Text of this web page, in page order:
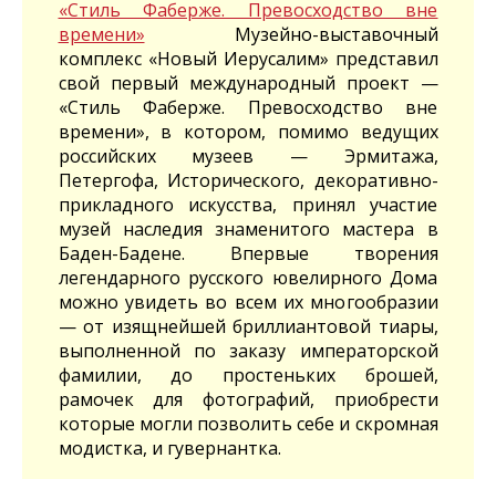
«Стиль Фаберже. Превосходство вне
времени» Музейно-выставочный
комплекс «Новый Иерусалим» представил
свой первый международный проект —
«Стиль Фаберже. Превосходство вне
времени», в котором, помимо ведущих
российских музеев — Эрмитажа,
Петергофа, Исторического, декоративно-
прикладного искусства, принял участие
музей наследия знаменитого мастера в
Баден-Бадене. Впервые творения
легендарного русского ювелирного Дома
можно увидеть во всем их многообразии
— от изящнейшей бриллиантовой тиары,
выполненной по заказу императорской
фамилии, до простеньких брошей,
рамочек для фотографий, приобрести
которые могли позволить себе и скромная
модистка, и гувернантка.